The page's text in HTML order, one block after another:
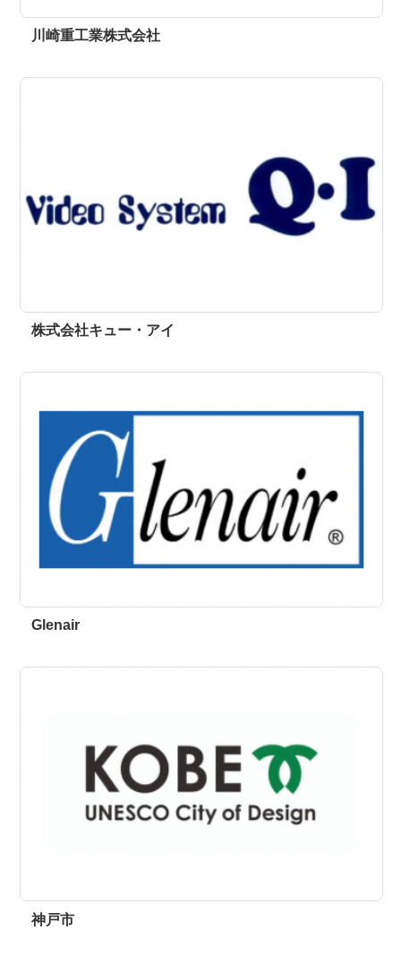
川崎重工業株式会社
株式会社キュー・アイ
Glenair
神戸市